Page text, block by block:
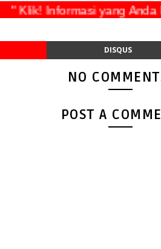
" Klik! Informasi yang Anda
DISQUS
NO
POST A